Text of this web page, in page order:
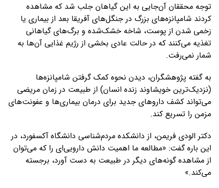
توجه محققان آن‌جایی به این گیاهان جلب شد که مشاهده
کردند شامپانزه‌های بزرگ در جنگل‌های آفریقا بعد از بیماری یا
زخمی شدن از پوست، شاخه خشک‌شده و برگ‌های گیاهانی
تغذیه می‌کنند که در حالت عادی بخشی از رژیم غذایی آن‌ها به
شمار نمی‌رفت.
به گفته پژوهشگران، دیدن نحوه کمک گرفتن شامپانزه‌ها
(نزدیک‌ترین خویشاوند زنده انسان) از طبیعت در زمان مریضی
می‌تواند کشف داروهای جدید برای درمان بیماری‌ها و عفونت‌های
مزمن را تسریع کند.
دکتر الودی فریمن، از دانشکده مردم‌شناسی دانشگاه آکسفورد، در
این باره گفت: «مطالعه ما اهمیت دانش دارویی‌ای را که می‌توان
از مشاهده گونه‌های دیگر در طبیعت به دست آورد، برجسته
می‌کند.»